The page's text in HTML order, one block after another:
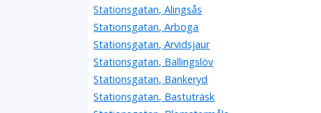
Stationsgatan, Alingsås
Stationsgatan, Arboga
Stationsgatan, Arvidsjaur
Stationsgatan, Ballingslöv
Stationsgatan, Bankeryd
Stationsgatan, Bastuträsk